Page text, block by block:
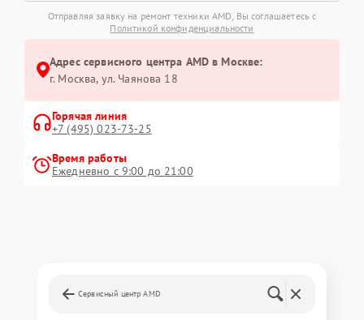
Отправляя заявку на ремонт техники AMD, Вы соглашаетесь с
Политикой конфиденциальности
Адрес сервисного центра AMD в Москве:
г. Москва, ул. Чаянова 18
Горячая линия
+7 (495) 023-73-25
Время работы
Ежедневно с 9:00 до 21:00
Сервисный центр AMD